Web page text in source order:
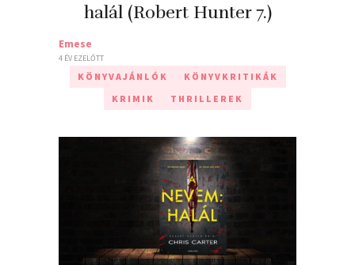
halál (Robert Hunter 7.)
Emese
4 ÉV EZELŐTT
KÖNYVAJÁNLÓK
KÖNYVKRITIKÁK
KRIMIK
THRILLEREK